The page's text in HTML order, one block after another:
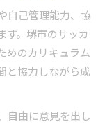
自己管理能力、協
す。堺市のサッカ
めのカリキュラム
と協力しながら成
自由に意見を出し